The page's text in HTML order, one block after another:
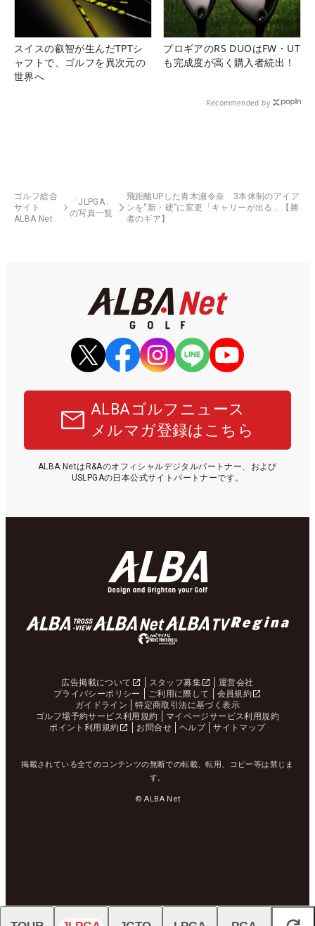
スイスの叡智が生んだTPTシ
ャフトで、ゴルフを異次元の
世界へ
プロギアのRS DUOはFW・UT
も完成度が高く購入者続出！
Recommended by
ゴルフ総合
サイト
ALBA Net
「JLPGA」
の写真一覧
飛距離UPした青木瀬令奈 3本体制のアイア
ンを“新・硬”に変更「キャリーが出る」【勝
者のギア】
ALBAゴルフニュース
メルマガ登録はこちら
ALBA NetはR&Aのオフィシャルデジタルパートナー、および
USLPGAの日本公式サイトパートナーです。
広告掲載について スタッフ募集
運営会社
プライバシーポリシー
ご利用に際して
会員規約
ガイドライン
特定商取引法に基づく表示
ゴルフ場予約サービス利用規約
マイページサービス利用規約
ポイント利用規約
お問合せ ヘルプ サイトマップ
掲載されている全てのコンテンツの無断での転載、転用、コピー等は禁じま
す。
© ALBA Net